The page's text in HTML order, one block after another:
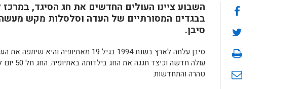
השבוע ציינו העולים החדשים את חג הסיגד,
בבגדים המסורתיים של העדה וסלסלות מקש
סיבן.
סיבן עלתה לארץ בשנת 1994 בגיל 19
עולה
טהרה והתחדשות.